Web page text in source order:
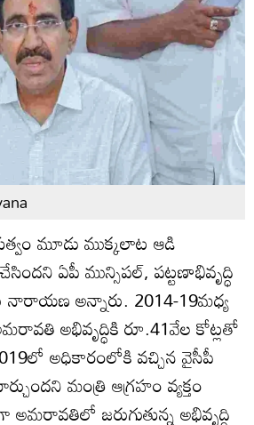
మూడు ముక్కలాట ఆడి
ఏపీ మున్సిపల్, పట్టణాభివృద్ధి
నారాయణ అన్నారు. 2014-19మధ్య
అభివృద్ధికి రూ.41వేల కోట్లతో
అధికారంలోకి వచ్చిన వైసీపీ
మంత్రి ఆగ్రహం వ్యక్తం
జరుగుతున్న అభివృద్ధి